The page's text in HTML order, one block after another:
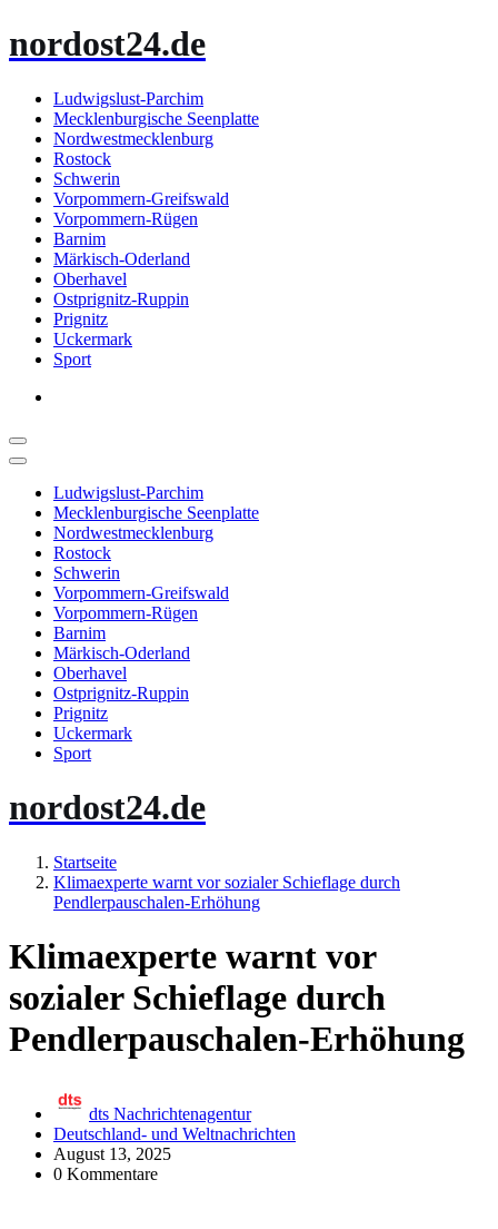
Inhalt
nordost24.de
Ludwigslust-Parchim
Mecklenburgische Seenplatte
Nordwestmecklenburg
Rostock
Schwerin
Vorpommern-Greifswald
Vorpommern-Rügen
Barnim
Märkisch-Oderland
Oberhavel
Ostprignitz-Ruppin
Prignitz
Uckermark
Sport
Ludwigslust-Parchim
Mecklenburgische Seenplatte
Nordwestmecklenburg
Rostock
Schwerin
Vorpommern-Greifswald
Vorpommern-Rügen
Barnim
Märkisch-Oderland
Oberhavel
Ostprignitz-Ruppin
Prignitz
Uckermark
Sport
nordost24.de
Startseite
Klimaexperte warnt vor sozialer Schieflage durch
Pendlerpauschalen-Erhöhung
Klimaexperte warnt vor
sozialer Schieflage durch
Pendlerpauschalen-Erhöhung
dts Nachrichtenagentur
Deutschland- und Weltnachrichten
August 13, 2025
0 Kommentare